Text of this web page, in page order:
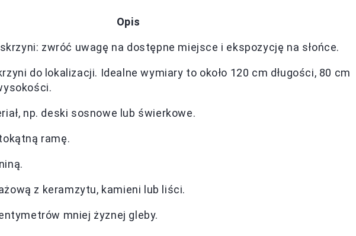
Opis
zwróć uwagę na dostępne miejsce i ekspozycję na słońce.
do lokalizacji. Idealne wymiary to około 120 cm długości, 80 cm
np. deski sosnowe lub świerkowe.
ramę.
z keramzytu, kamieni lub liści.
mniej żyznej gleby.